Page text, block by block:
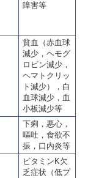
障害等
貧血（赤血球
減少，ヘモグ
ロビン減少，
ヘマトクリッ
ト減少），白
血球減少，血
小板減少等
下痢，悪心，
嘔吐，食欲不
振，口内炎等
ビタミンK欠
乏症状（低プ